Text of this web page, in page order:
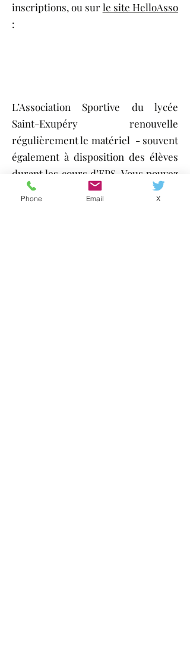
inscriptions, ou surle site HelloAsso
:
L’Association Sportive du lycée
Saint-Exupéry renouvelle
régulièrement le matériel - souvent
également à disposition des élèves
durant les cours d’EPS. Vous pouvez
contribuer à faire vivre une pratique
Phone Email X